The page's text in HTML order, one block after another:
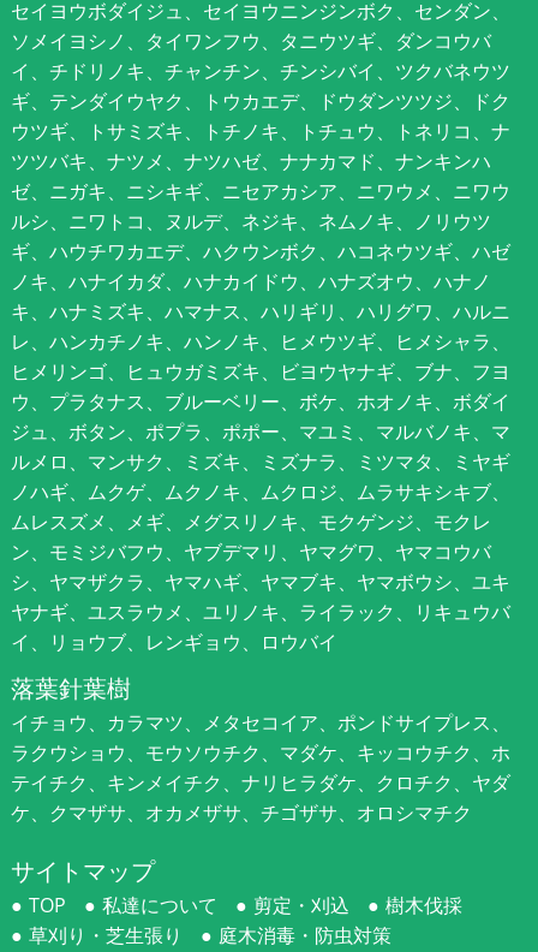
セイヨウボダイジュ、セイヨウニンジンボク、センダン、
ソメイヨシノ、タイワンフウ、タニウツギ、ダンコウバ
イ、チドリノキ、チャンチン、チンシバイ、ツクバネウツ
ギ、テンダイウヤク、トウカエデ、ドウダンツツジ、ドク
ウツギ、トサミズキ、トチノキ、トチュウ、トネリコ、ナ
ツツバキ、ナツメ、ナツハゼ、ナナカマド、ナンキンハ
ゼ、ニガキ、ニシキギ、ニセアカシア、ニワウメ、ニワウ
ルシ、ニワトコ、ヌルデ、ネジキ、ネムノキ、ノリウツ
ギ、ハウチワカエデ、ハクウンボク、ハコネウツギ、ハゼ
ノキ、ハナイカダ、ハナカイドウ、ハナズオウ、ハナノ
キ、ハナミズキ、ハマナス、ハリギリ、ハリグワ、ハルニ
レ、ハンカチノキ、ハンノキ、ヒメウツギ、ヒメシャラ、
ヒメリンゴ、ヒュウガミズキ、ビヨウヤナギ、ブナ、フヨ
ウ、プラタナス、ブルーベリー、ボケ、ホオノキ、ボダイ
ジュ、ボタン、ポプラ、ポポー、マユミ、マルバノキ、マ
ルメロ、マンサク、ミズキ、ミズナラ、ミツマタ、ミヤギ
ノハギ、ムクゲ、ムクノキ、ムクロジ、ムラサキシキブ、
ムレスズメ、メギ、メグスリノキ、モクゲンジ、モクレ
ン、モミジバフウ、ヤブデマリ、ヤマグワ、ヤマコウバ
シ、ヤマザクラ、ヤマハギ、ヤマブキ、ヤマボウシ、ユキ
ヤナギ、ユスラウメ、ユリノキ、ライラック、リキュウバ
イ、リョウブ、レンギョウ、ロウバイ
落葉針葉樹
イチョウ、カラマツ、メタセコイア、ポンドサイプレス、
ラクウショウ、モウソウチク、マダケ、キッコウチク、ホ
テイチク、キンメイチク、ナリヒラダケ、クロチク、ヤダ
ケ、クマザサ、オカメザサ、チゴザサ、オロシマチク
サイトマップ
TOP 私達について 剪定・刈込
樹木伐採
草刈り・芝生張り
庭木消毒・防虫対策